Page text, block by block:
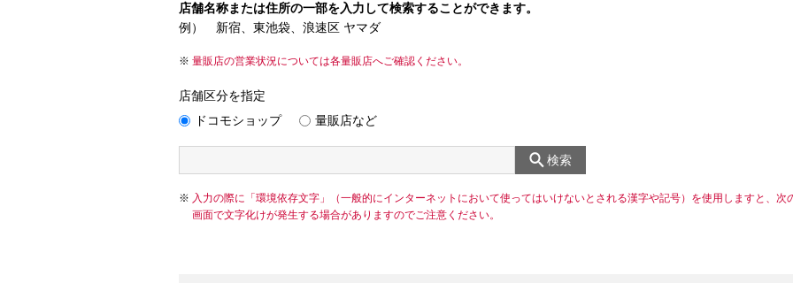
店舗名称または住所の一部を入力して検索することができます。
例） 新宿、東池袋、浪速区 ヤマダ
量販店の営業状況については各量販店へご確認ください。
店舗区分を指定
ドコモショップ
量販店など
検索
入力の際に「環境依存文字」（一般的にインターネットにおいて使ってはいけないとされる漢字や記号）を使用しますと、次
画面で文字化けが発生する場合がありますのでご注意ください。